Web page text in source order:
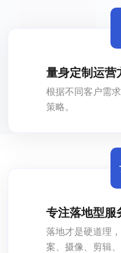
量身定制运营
根据不同客户需
策略。
专注落地型服
落地才是硬道理
案、摄像、剪辑